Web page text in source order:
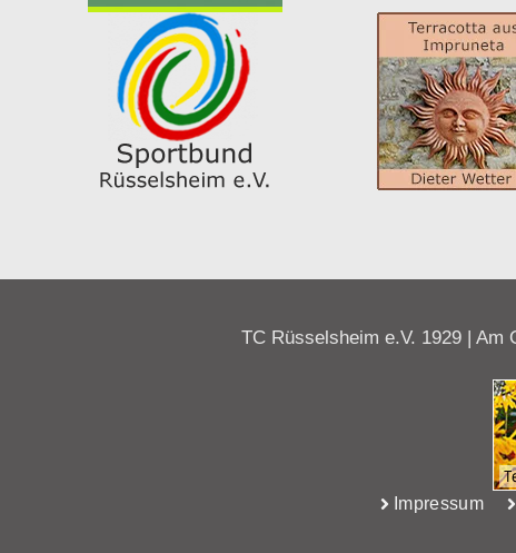
TC Rüsselsheim e.V. 1929 |
Impressum